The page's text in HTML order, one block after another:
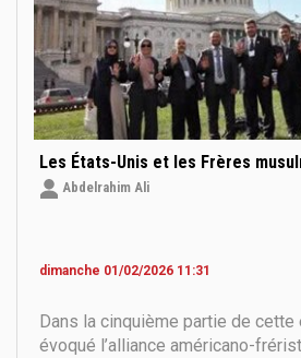
Les États-Unis et les Frères
Abdelrahim Ali
dimanche 01/02/2026 11:31
Dans la cinquième partie de cette
évoqué l’alliance américano-